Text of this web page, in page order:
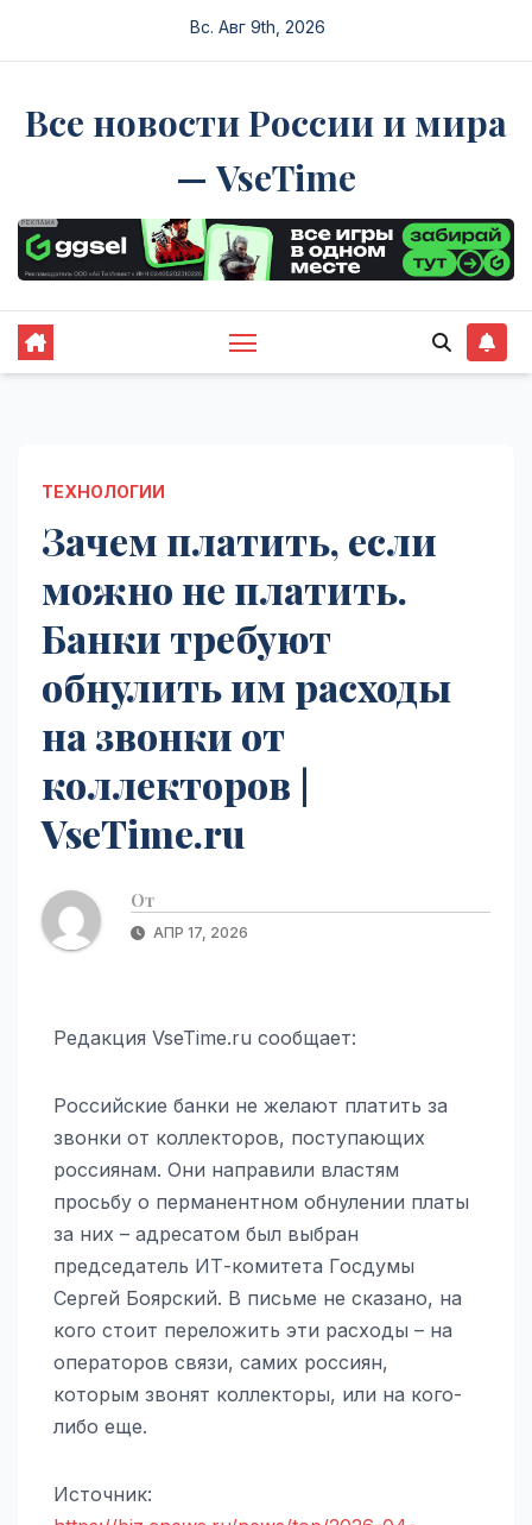
Вс. Авг 9th, 2026
Все новости России и мира
— VseTime
ТЕХНОЛОГИИ
Зачем платить, если
можно не платить.
Банки требуют
обнулить им расходы
на звонки от
коллекторов |
VseTime.ru
От
АПР 17, 2026
Редакция VseTime.ru сообщает:
Российские банки не желают платить за
звонки от коллекторов, поступающих
россиянам. Они направили властям
просьбу о перманентном обнулении платы
за них – адресатом был выбран
председатель ИТ-комитета Госдумы
Сергей Боярский. В письме не сказано, на
кого стоит переложить эти расходы – на
операторов связи, самих россиян,
которым звонят коллекторы, или на кого-
либо еще.
Источник: